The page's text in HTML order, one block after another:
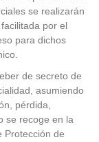
se realizarán
por el
para dichos
de secreto de
asumiendo
pérdida,
se recoge en la
Protección de